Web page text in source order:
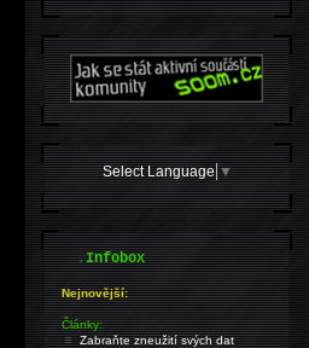
Select Language ▼
.Infobox
Nejnovější:
Články:
Zabraňte zneužití svých dat